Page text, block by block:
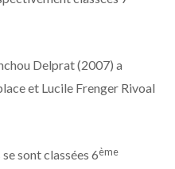
Delprat (2007) a
et Lucile Frenger Rivoal
sont classées 6ème